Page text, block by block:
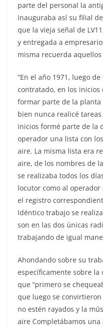
parte del personal la
inauguraba así su filial
que la vieja señal de
y entregada a
misma recuerda aquellos
“En el año 1971, luego
contratado, en los inicios
formar parte de la planta
bien nunca realicé
inicios formé parte de la
operador una lista con
aire. La misma lista era
aire, de los nombres de
se realizaba todos los
locutor como al
el registro
Idéntico trabajo se
son en las dos únicas
trabajando de igual
Ahondando sobre su
específicamente sobre la
que “primero se
que luego se
no estén rayados y la
aire Completábamos